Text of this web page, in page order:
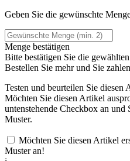
Geben Sie die gewünschte
Menge bestätigen
Bitte bestätigen Sie die
Bestellen Sie mehr und Sie
Testen und beurteilen Sie diesen
Möchten Sie diesen Artikel
untenstehende Checkbox an und
Muster.
Möchten Sie diesen Artikel
Muster an!